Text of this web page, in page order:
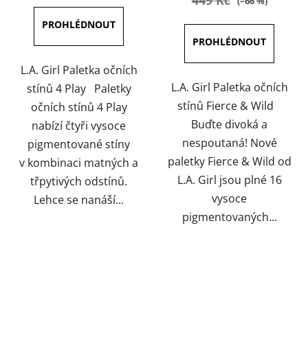
5,0
z
5
hvězdiček.
L.A. Girl Paletka očních
stínů 4 Play Paletky
očních stínů 4 Play
nabízí čtyři vysoce
pigmentované stíny
v kombinaci matných a
třpytivých odstínů.
Lehce se nanáší...
5
hvězdiček.
L.A. Girl Paletka očních
stínů Fierce & Wild
Buďte divoká a
nespoutaná! Nové
paletky Fierce & Wild od
L.A. Girl jsou plné 16
vysoce
pigmentovaných...